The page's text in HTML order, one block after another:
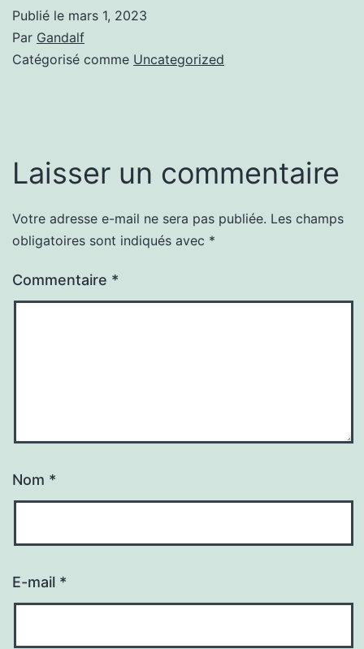
Publié le mars 1, 2023
Par Gandalf
Catégorisé comme Uncategorized
Laisser un commentaire
Votre adresse e-mail ne sera pas publiée. Les champs
obligatoires sont indiqués avec *
Commentaire *
Nom *
E-mail *